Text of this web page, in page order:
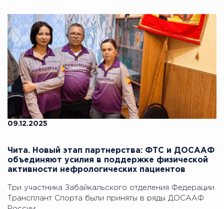
09.12.2025
Чита. Новый этап партнерства: ФТС и ДОСААФ
объединяют усилия в поддержке физической
активности нефрологических пациентов
Три участника Забайкальского отделения Федерации
Трансплант Спорта были приняты в ряды ДОСААФ